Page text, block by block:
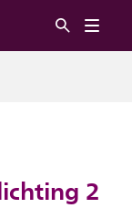
2